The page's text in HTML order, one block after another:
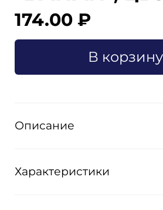
174.00 ₽
В корзину
Описание
Характеристики